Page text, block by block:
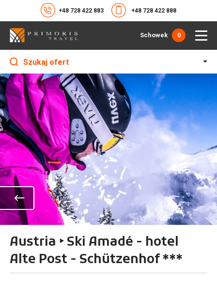
+48 728 422 883 +48 728 422 888
Schowek 0
Szukaj ofert
Austria ‣ Ski Amadé - hotel
Alte Post - Schützenhof ***